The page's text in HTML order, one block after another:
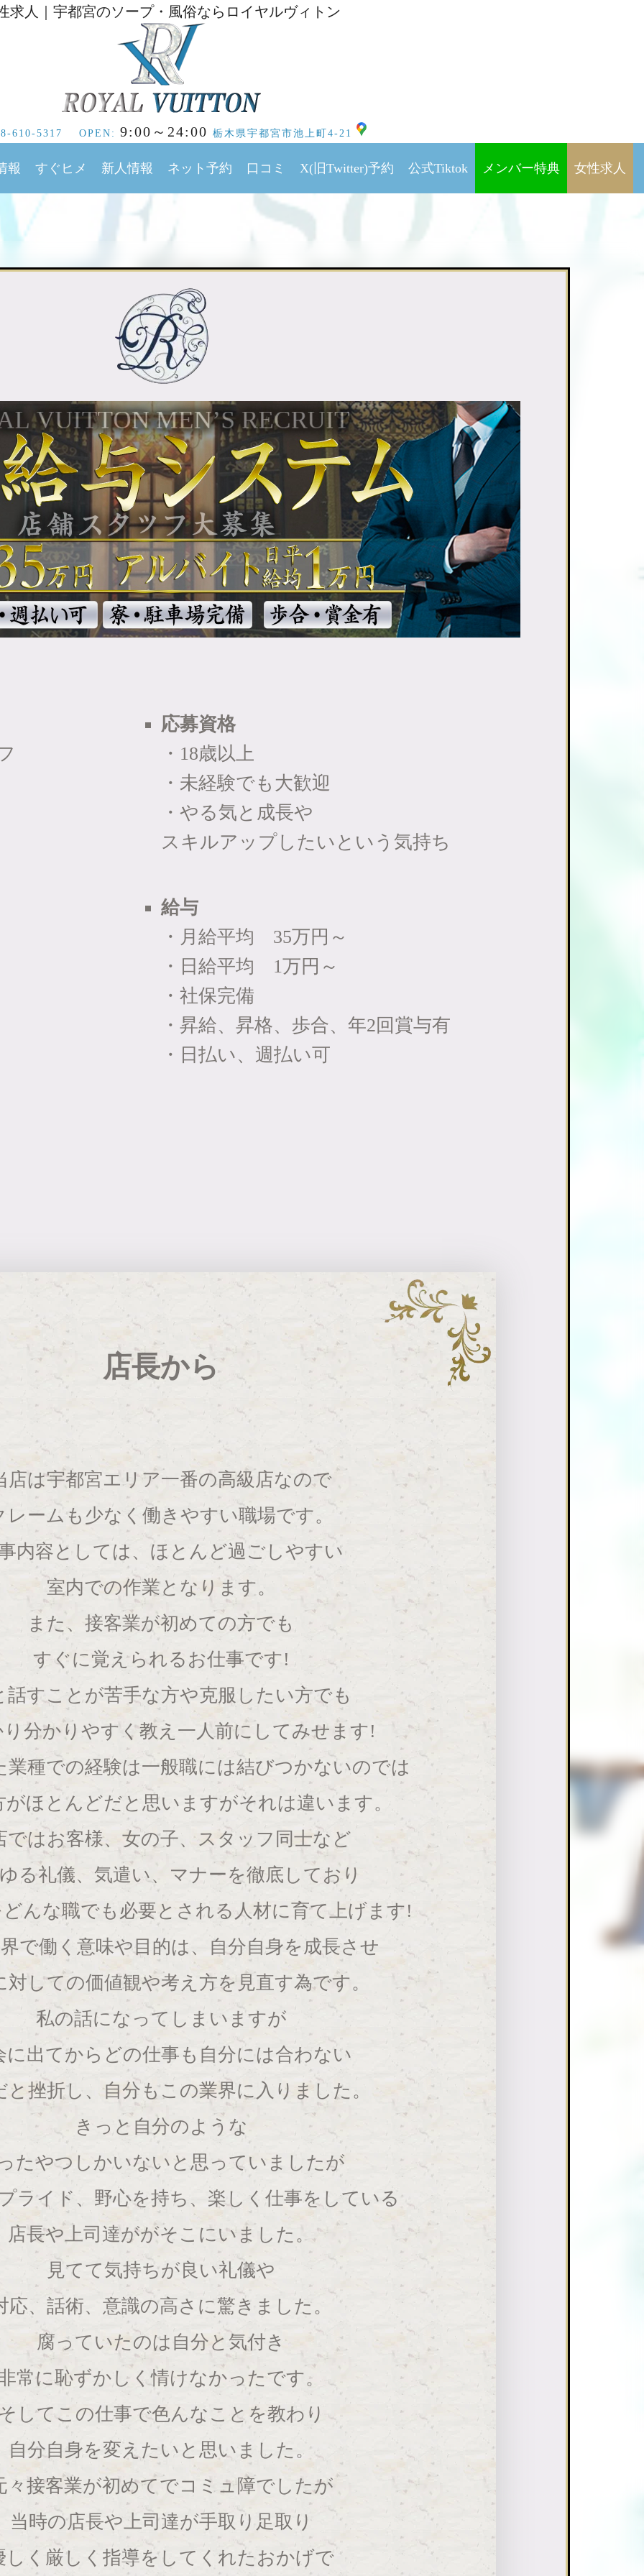
求人｜宇都宮のソープ・風俗ならロイヤルヴィトン
610-5317 OPEN:9:00～24:00 栃木県宇都宮市池上町4-21
報 すぐヒメ 新人情報 ネット予約 口コミ X(旧Twitter)予約 公式Tiktok メンバー特典 女性求人
応募資格
・18歳以上
・未経験でも大歓迎
・やる気と成長や
スキルアップしたいという気持ち
給与
・月給平均 35万円～
・日給平均 1万円～
・社保完備
・昇給、昇格、歩合、年2回賞与有
・日払い、週払い可
店長から
店は宇都宮エリア一番の高級店なので
レームも少なく働きやすい職場です。
内容としては、ほとんど過ごしやすい
室内での作業となります。
また、接客業が初めての方でも
すぐに覚えられるお仕事です!
話すことが苦手な方や克服したい方でも
分かりやすく教え一人前にしてみせます!
業種での経験は一般職には結びつかないのでは
ほとんどだと思いますがそれは違います。
ではお客様、女の子、スタッフ同士など
る礼儀、気遣い、マナーを徹底しており
んな職でも必要とされる人材に育て上げます!
で働く意味や目的は、自分自身を成長させ
対しての価値観や考え方を見直す為です。
私の話になってしまいますが
に出てからどの仕事も自分には合わない
と挫折し、自分もこの業界に入りました。
きっと自分のような
たやつしかいないと思っていましたが
ライド、野心を持ち、楽しく仕事をしている
店長や上司達ががそこにいました。
見てて気持ちが良い礼儀や
応、話術、意識の高さに驚きました。
腐っていたのは自分と気付き
常に恥ずかしく情けなかったです。
してこの仕事で色んなことを教わり
自分自身を変えたいと思いました。
々接客業が初めてでコミュ障でしたが
当時の店長や上司達が手取り足取り
しく厳しく指導をしてくれたおかげで